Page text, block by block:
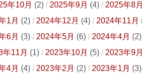
年10月 (2) 2025年9月 (4) 2025年8月
1月 (2) 2024年12月 (4) 2024年11月
6月 (3) 2024年5月 (6) 2024年4月 (2)
年11月 (1) 2023年10月 (5) 2023年9月
4月 (4) 2023年2月 (2) 2023年1月 (3)